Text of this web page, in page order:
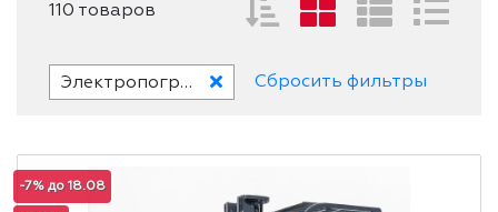
110 товаров
Электропогрузчики грузоподъемностью 1,3-1,6 тонн Сбросить фильтры
-7% до 18.08